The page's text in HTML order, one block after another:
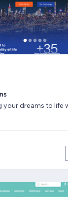
your dreams to life